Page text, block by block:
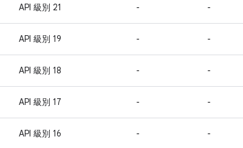
API 級別 21 - -
API 級別 19 - -
API 級別 18 - -
API 級別 17 - -
API 級別 16 - -